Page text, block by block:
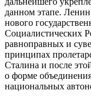
данном этапе.
нового
Социалистических
равноправных и
принципах
Сталина и после
о форме
национальных